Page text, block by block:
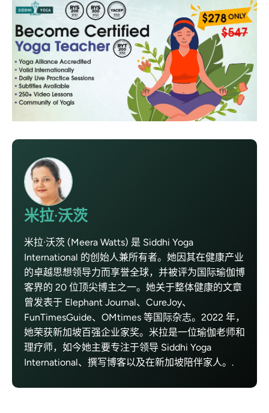
米拉·沃茨
米拉·沃茨 (Meera Watts) 是 Siddhi Yoga
International 的创始人兼所有者。她因其在健康产业
的卓越思想领导力而享誉全球，并被评为国际瑜伽博
客界的 20 位顶尖博主之一。她关于整体健康的文章
曾发表于 Elephant Journal、CureJoy、
FunTimesGuide、OMtimes 等国际杂志。2022 年，
她荣获新加坡百强企业家奖。米拉是一位瑜伽老师和
理疗师，如今她主要专注于领导 Siddhi Yoga
International、撰写博客以及在新加坡陪伴家人。.